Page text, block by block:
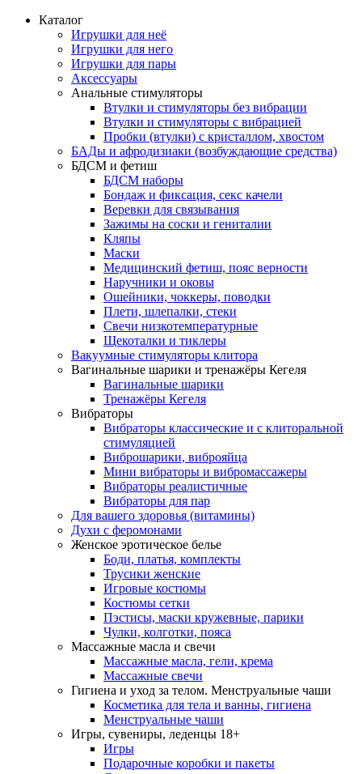
Каталог
Игрушки для неё
Игрушки для него
Игрушки для пары
Аксессуары
Анальные стимуляторы
Втулки и стимуляторы без вибрации
Втулки и стимуляторы с вибрацией
Пробки (втулки) с кристаллом, хвостом
БАДы и афродизиаки (возбуждающие средства)
БДСМ и фетиш
БДСМ наборы
Бондаж и фиксация, секс качели
Веревки для связывания
Зажимы на соски и гениталии
Кляпы
Маски
Медицинский фетиш, пояс верности
Наручники и оковы
Ошейники, чоккеры, поводки
Плети, шлепалки, стеки
Свечи низкотемпературные
Щекоталки и тиклеры
Вакуумные стимуляторы клитора
Вагинальные шарики и тренажёры Кегеля
Вагинальные шарики
Тренажёры Кегеля
Вибраторы
Вибраторы классические и с клиторальной
стимуляцией
Виброшарики, виброяйца
Мини вибраторы и вибромассажеры
Вибраторы реалистичные
Вибраторы для пар
Для вашего здоровья (витамины)
Духи с феромонами
Женское эротическое белье
Боди, платья, комплекты
Трусики женские
Игровые костюмы
Костюмы сетки
Пэстисы, маски кружевные, парики
Чулки, колготки, пояса
Массажные масла и свечи
Массажные масла, гели, крема
Массажные свечи
Гигиена и уход за телом. Менструальные чаши
Косметика для тела и ванны, гигиена
Менструальные чаши
Игры, сувениры, леденцы 18+
Игры
Подарочные коробки и пакеты